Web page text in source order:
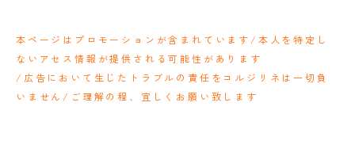
本ページはプロモーションが含まれています/本人を特定し
ないアセス情報が提供される可能性があります
/広告において生じたトラブルの責任をコルジリネは一切負
いません/ご理解の程、宜しくお願い致します